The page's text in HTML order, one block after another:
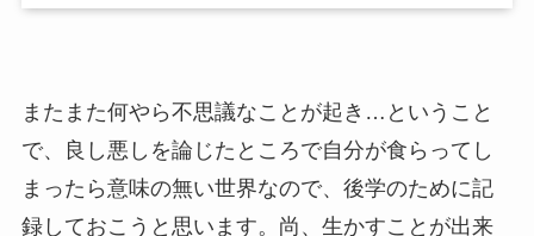
またまた何やら不思議なことが起き…ということ
で、良し悪しを論じたところで自分が食らってし
まったら意味の無い世界なので、後学のために記
録しておこうと思います。尚、生かすことが出来